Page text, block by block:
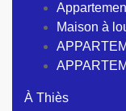
Maison à
À Thiès